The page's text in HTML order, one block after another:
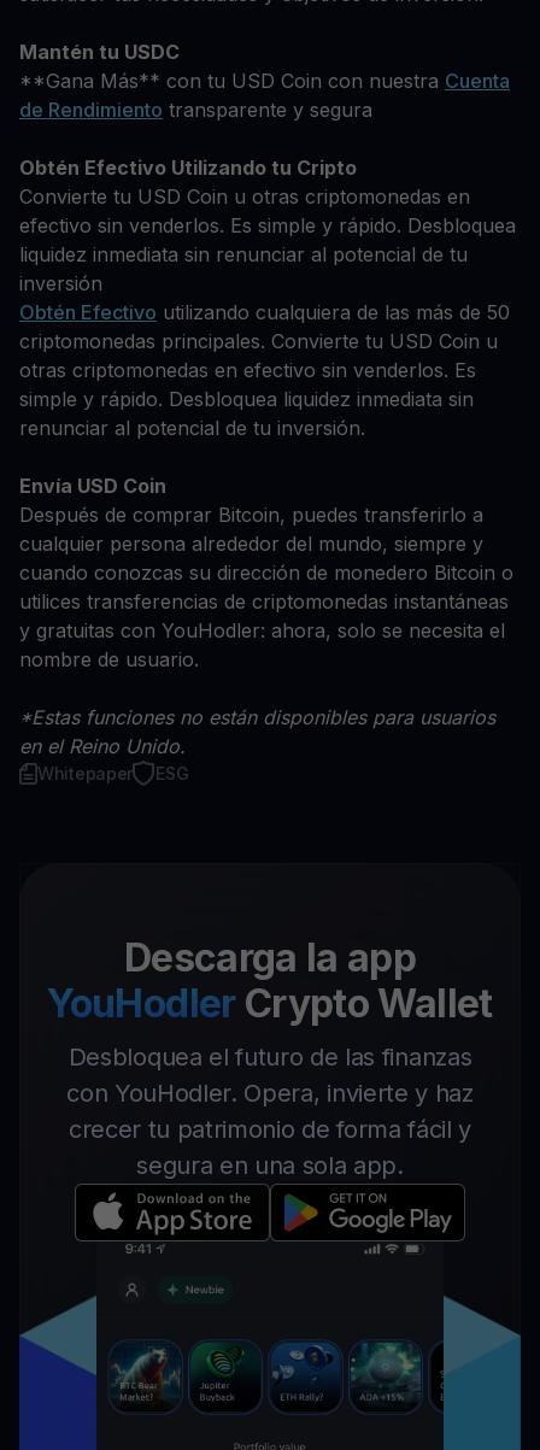
Mantén tu USDC
**Gana Más** con tu USD Coin con nuestra Cuenta
de Rendimiento transparente y segura
Obtén Efectivo Utilizando tu Cripto
Convierte tu USD Coin u otras criptomonedas en
efectivo sin venderlos. Es simple y rápido. Desbloquea
liquidez inmediata sin renunciar al potencial de tu
inversión
Obtén Efectivo utilizando cualquiera de las más de 50
criptomonedas principales. Convierte tu USD Coin u
otras criptomonedas en efectivo sin venderlos. Es
simple y rápido. Desbloquea liquidez inmediata sin
renunciar al potencial de tu inversión.
Envía USD Coin
Después de comprar Bitcoin, puedes transferirlo a
cualquier persona alrededor del mundo, siempre y
cuando conozcas su dirección de monedero Bitcoin o
utilices transferencias de criptomonedas instantáneas
y gratuitas con YouHodler: ahora, solo se necesita el
nombre de usuario.
*Estas funciones no están disponibles para usuarios
en el Reino Unido.
Whitepaper ESG
Descarga la app
YouHodler Crypto Wallet
Desbloquea el futuro de las finanzas
con YouHodler. Opera, invierte y haz
crecer tu patrimonio de forma fácil y
segura en una sola app.